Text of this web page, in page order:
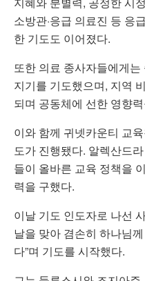
소방관·응급 의료진 등 응
한 기도도 이어졌다.
또한 의료 종사자들에게
지기를 기도했으며, 지역
되며 공동체에 선한 영향
이와 함께 귀넷카운티 교
도가 진행됐다. 알렉산드
들이 올바른 교육 정책을
력을 구했다.
이날 기도 인도자로 나선
날을 맞아 겸손히 하나님
다”며 기도를 시작했다.